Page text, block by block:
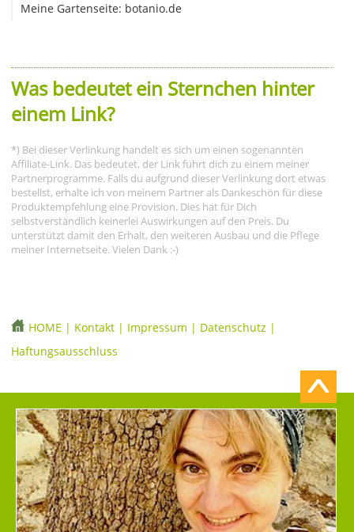
Meine Gartenseite: botanio.de
Was bedeutet ein Sternchen hinter
einem Link?
*) Bei dieser Verlinkung handelt es sich um einen sogenannten
Affiliate-Link. Das bedeutet, der Link führt dich zu einem meiner
Partnerprogramme. Falls du aufgrund dieser Verlinkung dort etwas
bestellst, erhalte ich von meinem Partner als Dankeschön für diese
Produktempfehlung eine Provision. Dies hat für Dich
selbstverständlich keinerlei Auswirkungen auf den Preis. Du
unterstützt damit den Erhalt, den weiteren Ausbau und die Pflege
meiner Internetseite. Vielen Dank :-)
HOME | Kontakt | Impressum | Datenschutz |
Haftungsausschluss